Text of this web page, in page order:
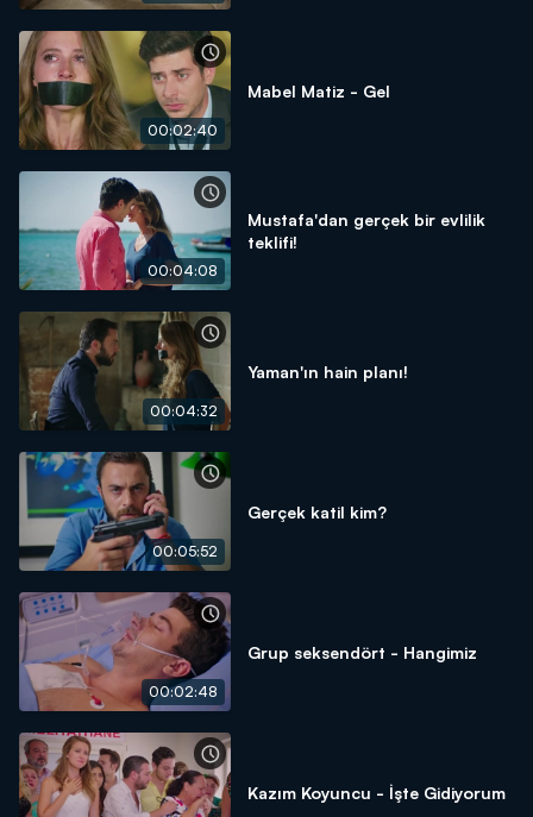
00:02:40
Mabel Matiz - Gel
00:04:08
Mustafa'dan gerçek bir evlilik
teklifi!
00:04:32
Yaman'ın hain planı!
00:05:52
Gerçek katil kim?
00:02:48
Grup seksendört - Hangimiz
Kazım Koyuncu - İşte Gidiyorum